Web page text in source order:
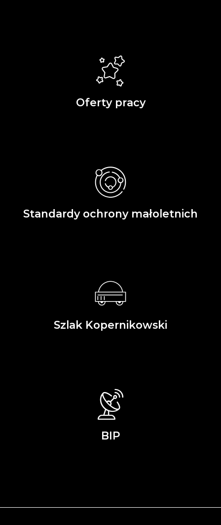
Oferty pracy
Standardy ochrony małoletnich
Szlak Kopernikowski
BIP